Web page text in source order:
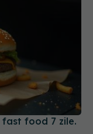
food 7 zile.